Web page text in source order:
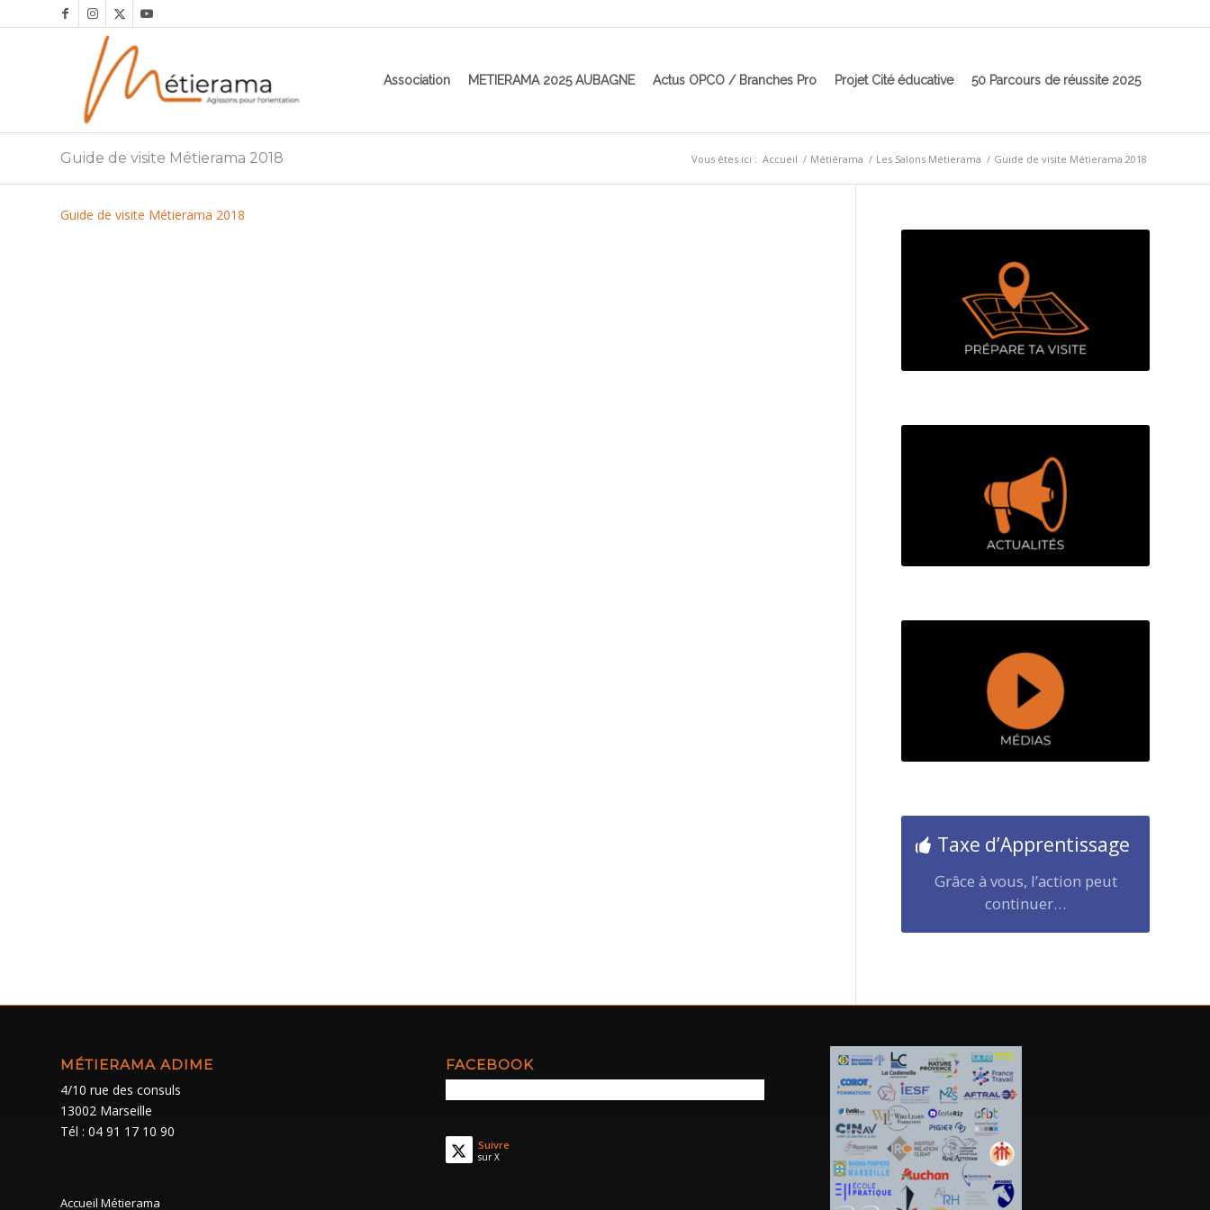
Association METIERAMA 2025 AUBAGNE Actus OPCO / Branches Pro Projet Cité éducative 50 Parcours de réussite 2025
Guide de visite Métierama 2018 Vous êtes ici : Accueil / Métiérama / Les Salons Métierama / Guide de visite Métierama 2018
Guide de visite Métierama 2018
Taxe d’Apprentissage
Grâce à vous, l’action peut
continuer…
MÉTIERAMA ADIME
4/10 rue des consuls
13002 Marseille
Tél : 04 91 17 10 90
Accueil Métierama
FACEBOOK
Suivre
sur X